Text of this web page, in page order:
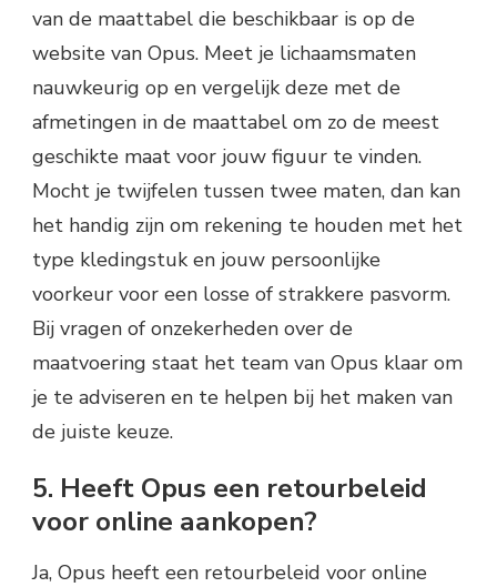
van de maattabel die beschikbaar is op de
website van Opus. Meet je lichaamsmaten
nauwkeurig op en vergelijk deze met de
afmetingen in de maattabel om zo de meest
geschikte maat voor jouw figuur te vinden.
Mocht je twijfelen tussen twee maten, dan kan
het handig zijn om rekening te houden met het
type kledingstuk en jouw persoonlijke
voorkeur voor een losse of strakkere pasvorm.
Bij vragen of onzekerheden over de
maatvoering staat het team van Opus klaar om
je te adviseren en te helpen bij het maken van
de juiste keuze.
5. Heeft Opus een retourbeleid
voor online aankopen?
Ja, Opus heeft een retourbeleid voor online